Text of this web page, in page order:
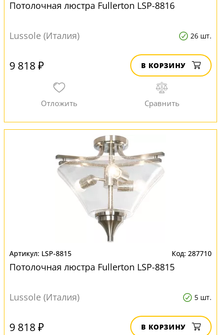
Потолочная люстра Fullerton LSP-8816
Lussole (Италия) 26 шт.
9 818 ₽ В КОРЗИНУ
LSP-8815 287710
Потолочная люстра Fullerton LSP-8815
Lussole (Италия) 5 шт.
9 818 ₽ В КОРЗИНУ